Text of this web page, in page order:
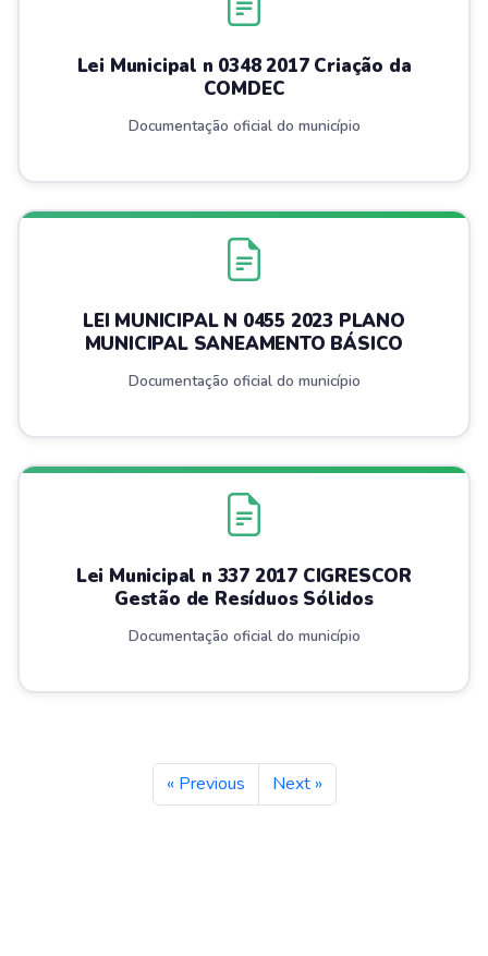
Lei Municipal n 0348 2017 Criação da
COMDEC
Documentação oficial do município
LEI MUNICIPAL N 0455 2023 PLANO
MUNICIPAL SANEAMENTO BÁSICO
Documentação oficial do município
Lei Municipal n 337 2017 CIGRESCOR
Gestão de Resíduos Sólidos
Documentação oficial do município
« Previous Next »